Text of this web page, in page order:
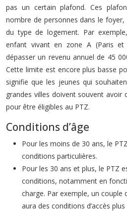
pas un certain plafond. Ces
nombre de personnes dans le
du type de logement. Par
enfant vivant en zone A (Paris
dépasser un revenu annuel de 45
Cette limite est encore plus basse
signifie que les jeunes qui
grandes villes doivent souvent avoir
pour être éligibles au PTZ.
Conditions d’âge
Pour les moins de 30 ans, le
conditions particulières.
Pour les 30 ans et plus, le PTZ
conditions, notamment en
charge. Par exemple, un couple
aura des conditions d’accès plus